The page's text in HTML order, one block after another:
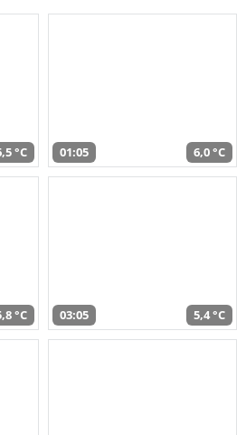
°C 01:05 6,0 °C
°C 03:05 5,4 °C